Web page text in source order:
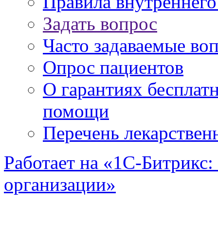
Задать вопрос
Часто задаваемые
Опрос пациентов
О гарантиях
помощи
Перечень
Работает на «1С-
организации»